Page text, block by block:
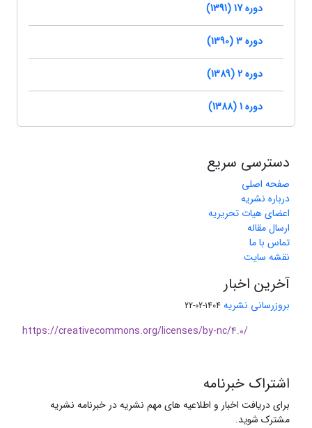
دوره 17 (1391)
دوره 3 (1390)
دوره 2 (1389)
دوره 1 (1388)
دسترسی سریع
صفحه اصلی
درباره نشریه
اعضای هیات تحریریه
ارسال مقاله
تماس با ما
نقشه سایت
آخرین اخبار
بروزرسانی نشریه 1404-02-22
https://creativecommons.org/licenses/by-nc/4.0/
اشتراک خبرنامه
برای دریافت اخبار و اطلاعیه های مهم نشریه در خبرنامه نشریه
مشترک شوید.